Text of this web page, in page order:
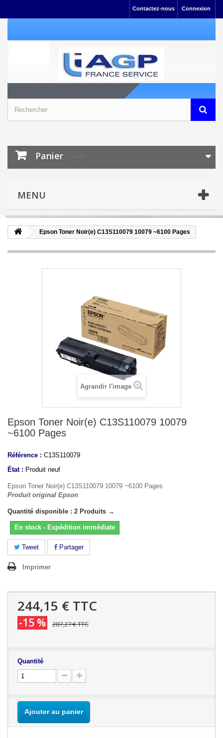
Connexion
Contactez-nous
Panier (vide)
MENU
Epson Toner Noir(e) C13S110079 10079 ~6100 Pages
Agrandir l'image
Epson Toner Noir(e) C13S110079 10079
~6100 Pages
Référence : C13S110079
État : Produit neuf
Epson Toner Noir(e) C13S110079 10079 ~6100 Pages
Produit original Epson
Quantité disponible : 2 Produits →
En stock - Expédition immédiate
Tweet Partager
Imprimer
244,15 € TTC
-15 % 287,27 €TTC
Quantité
Ajouter au panier